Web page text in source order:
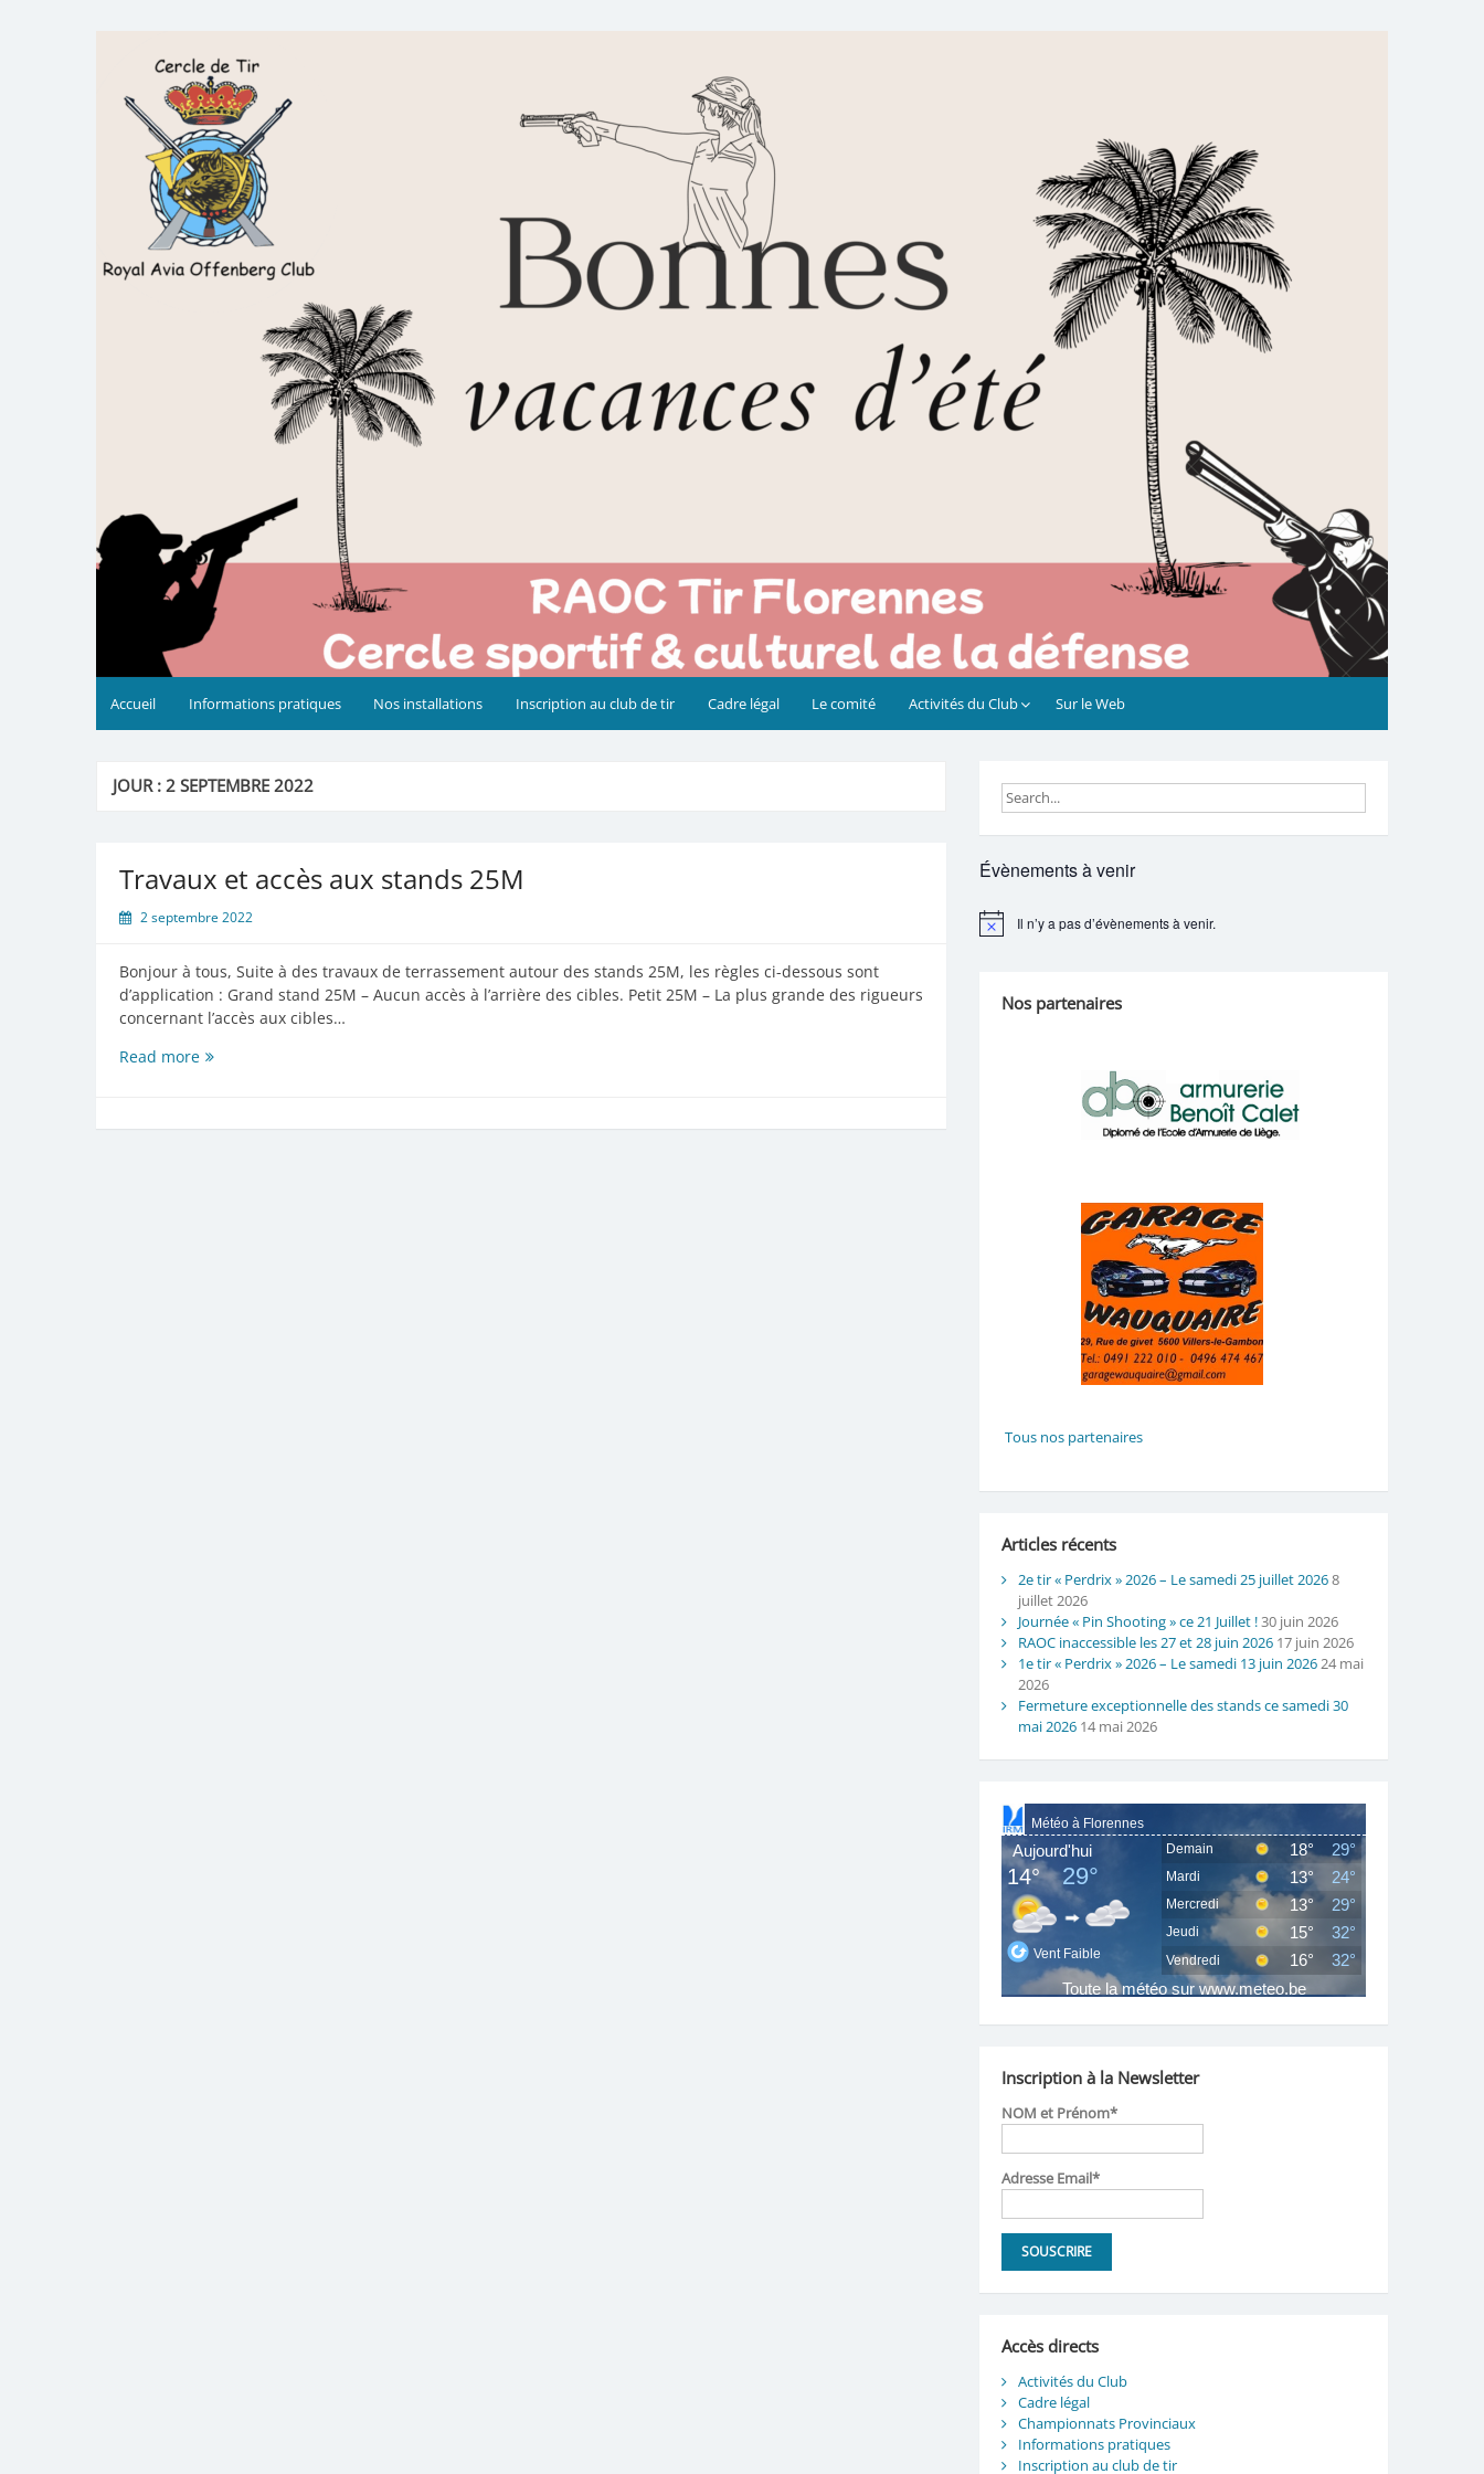
Royal AOC Florennes
Section TIR de l'AVIA
Accueil Informations pratiques Nos installations Inscription au club de tir Cadre légal Le comité Activités du Club Sur le Web
JOUR :2 SEPTEMBRE 2022
Travaux et accès aux stands 25M
2 septembre 2022
Bonjour à tous, Suite à des travaux de terrassement autour des stands 25M, les règles ci-dessous sont
d’application : Grand stand 25M – Aucun accès à l’arrière des cibles. Petit 25M – La plus grande des rigueurs
concernant l’accès aux cibles…
Read moreTravaux
aux
Évènements à venir
Notice Il n’y a pas d’évènements à venir.
Nos partenaires
Tous nos partenaires
Articles récents
2e tir « Perdrix » 2026 – Le samedi 25 juillet 20268
juillet 2026
Journée « Pin Shooting » ce 21 Juillet !30 juin 2026
RAOC inaccessible les 27 et 28 juin 2026 17 juin 2026
1e tir « Perdrix » 2026 – Le samedi 13 juin 202624 mai
2026
Fermeture exceptionnelle des stands ce samedi 30
mai 2026 14 mai 2026
Inscription à la Newsletter
NOM et Prénom*
Adresse Email*
Accès directs
Activités du Club
Cadre légal
Championnats Provinciaux
Informations pratiques
Inscription au club de tir